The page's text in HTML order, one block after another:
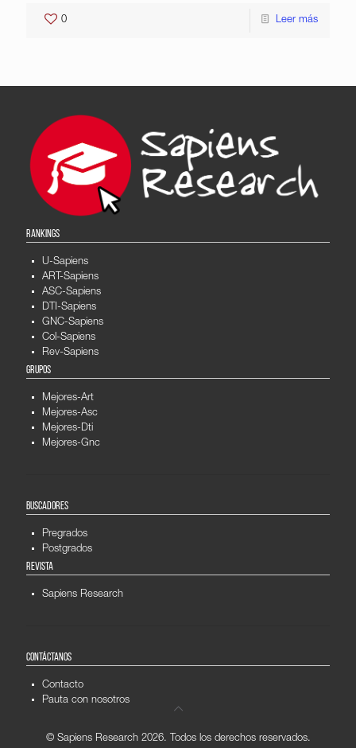
0 Leer más
RANKINGS
U-Sapiens
ART-Sapiens
ASC-Sapiens
DTI-Sapiens
GNC-Sapiens
Col-Sapiens
Rev-Sapiens
GRUPOS
Mejores-Art
Mejores-Asc
Mejores-Dti
Mejores-Gnc
BUSCADORES
Pregrados
Postgrados
REVISTA
Sapiens Research
CONTÁCTANOS
Contacto
Pauta con nosotros
© Sapiens Research 2026. Todos los derechos reservados.